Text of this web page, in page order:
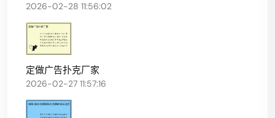
2026-02-28 11:56:02
定做广告扑克厂家
2026-02-27 11:57:16